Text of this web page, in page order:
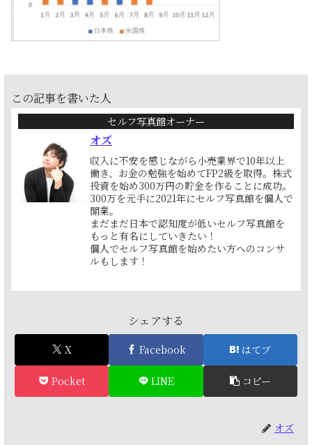
この記事を書いた人
セルフ写真館オーナー
オズ
収入に不安を感じながら小売業界で10年以上
働き、お金の勉強を始めてFP2級を取得。株式
投資を始め300万円の貯金を作ることに成功。
300万を元手に2021年にセルフ写真館を個人で
開業。
まだまだ日本で認知度が低いセルフ写真館を
もっと有名にしていきたい！
個人でセルフ写真館を始めたい方へのコンサ
ルもします！
シェアする
X Facebook はてブ
Pocket LINE コピー
オズ